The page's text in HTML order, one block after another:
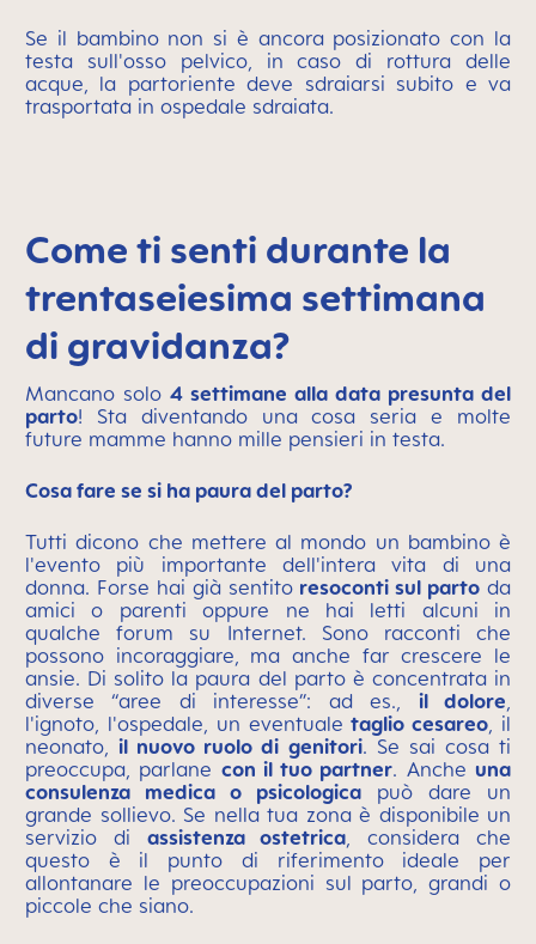
Se il bambino non si è ancora posizionato con la
testa sull'osso pelvico, in caso di rottura delle
acque, la partoriente deve sdraiarsi subito e va
trasportata in ospedale sdraiata.
Come ti senti durante la
trentaseiesima settimana
di gravidanza?
Mancano solo 4 settimane alla data presunta del
parto! Sta diventando una cosa seria e molte
future mamme hanno mille pensieri in testa.
Cosa fare se si ha paura del parto?
Tutti dicono che mettere al mondo un bambino è
l'evento più importante dell'intera vita di una
donna. Forse hai già sentito resoconti sul parto da
amici o parenti oppure ne hai letti alcuni in
qualche forum su Internet. Sono racconti che
possono incoraggiare, ma anche far crescere le
ansie. Di solito la paura del parto è concentrata in
diverse “aree di interesse”: ad es., il dolore,
l'ignoto, l'ospedale, un eventualetaglio cesareo, il
neonato,il nuovo ruolo di genitori. Se sai cosa ti
preoccupa, parlane con il tuo partner. Ancheuna
consulenza medica o psicologica può dare un
grande sollievo. Se nella tua zona è disponibile un
servizio di assistenza ostetrica, considera che
questo è il punto di riferimento ideale per
allontanare le preoccupazioni sul parto, grandi o
piccole che siano.